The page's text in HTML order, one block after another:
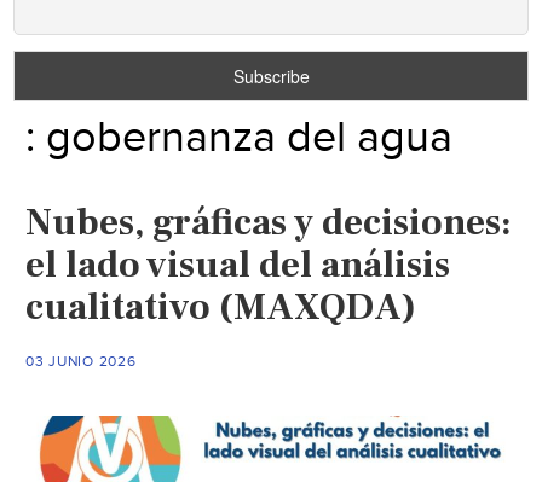
: gobernanza del agua
Nubes, gráficas y decisiones:
el lado visual del análisis
cualitativo (MAXQDA)
03 JUNIO 2026